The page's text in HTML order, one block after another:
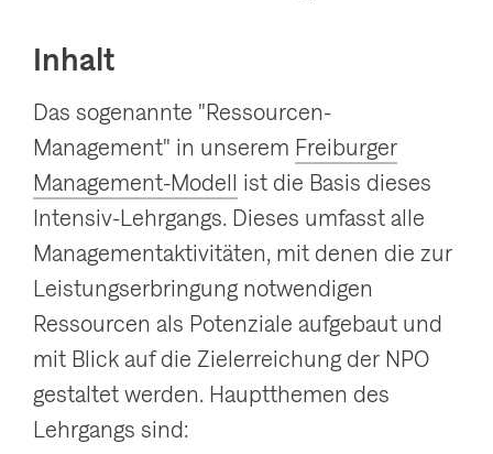
Inhalt
Das sogenannte "Ressourcen-
Management" in unserem Freiburger
Management-Modell ist die Basis dieses
Intensiv-Lehrgangs. Dieses umfasst alle
Managementaktivitäten, mit denen die zur
Leistungserbringung notwendigen
Ressourcen als Potenziale aufgebaut und
mit Blick auf die Zielerreichung der NPO
gestaltet werden. Hauptthemen des
Lehrgangs sind: